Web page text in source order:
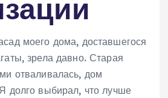
моего дома, доставшегося
зрела давно. Старая
отваливалась, дом
долго выбирал, что лучше